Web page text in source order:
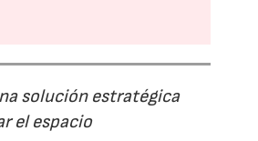
solución estratégica
el espacio